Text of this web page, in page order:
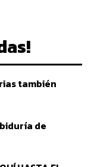
también
de